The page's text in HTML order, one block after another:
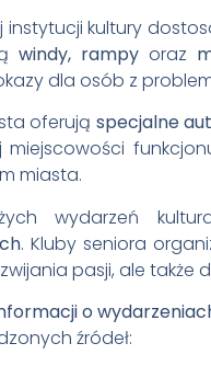
instytucji kultury
windy, rampyoraz
dla osób z
oferują specjalne
miasta.
wydarzeń
. Kluby seniora
pasji, ale
o
źródeł: